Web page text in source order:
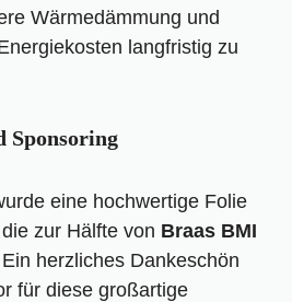
Wärmedämmung und
langfristig zu
Sponsoring
eine hochwertige Folie
zur Hälfte von Braas BMI
herzliches Dankeschön
für diese großartige